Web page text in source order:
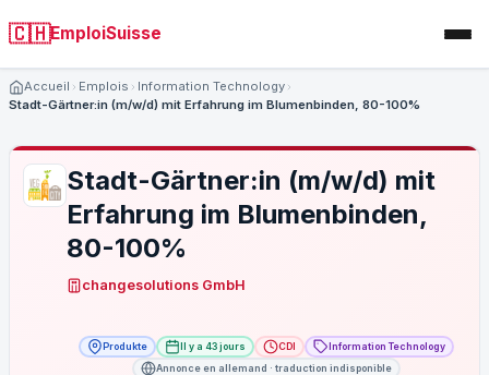
🇨🇭EmploiSuisse
Accueil Emplois
Information Technology
Stadt-Gärtner:in (m/w/d) mit Erfahrung im Blumenbinden, 80-100%
Stadt-Gärtner:in (m/w/d) mit
Erfahrung im Blumenbinden,
80-100%
changesolutions GmbH
Produkte Il y a 43 jours CDI
Information Technology
Annonce en allemand · traduction indisponible